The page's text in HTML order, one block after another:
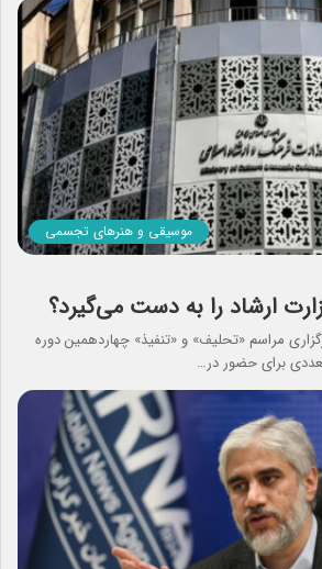
موسیقی و هنرهای تجسمی
ارشاد را به دست می‌گیرد؟
مراسم «تحلیف» و «تنفیذ» چهاردهمین دوره
برای حضور در…